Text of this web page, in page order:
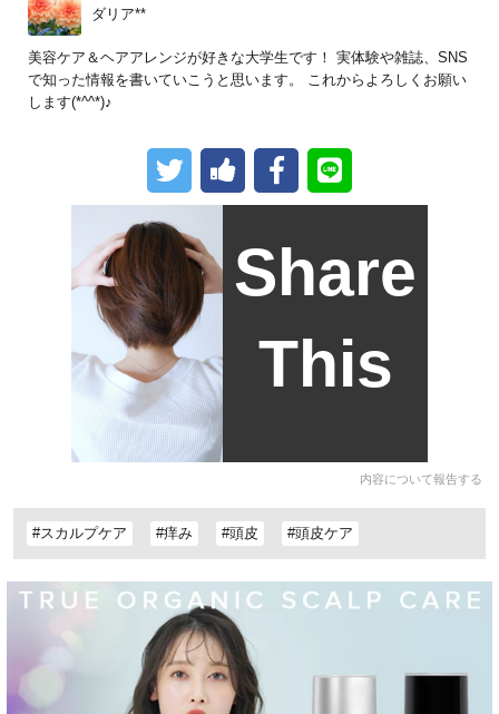
ダリア**
美容ケア＆ヘアアレンジが好きな大学生です！ 実体験や雑誌、SNS
で知った情報を書いていこうと思います。 これからよろしくお願い
します(*^^*)♪
Share
This
内容について報告する
#スカルプケア #痒み #頭皮 #頭皮ケア